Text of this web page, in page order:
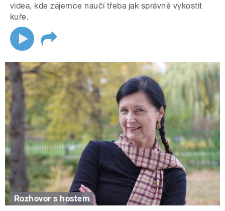
videa, kde zájemce naučí třeba jak správně vykostit
kuře.
Rozhovor s hostem